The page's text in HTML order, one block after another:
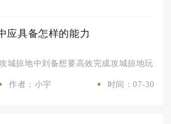
应具备怎样的能力
城掠地中刘备想要高效完成攻城掠地玩法
作者：小宇 时间：07-30